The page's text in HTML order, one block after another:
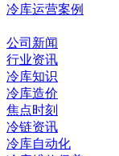
冷库运营案例
公司新闻
行业资讯
冷库知识
冷库造价
焦点时刻
冷链资讯
冷库自动化